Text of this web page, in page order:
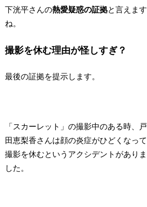
下洸平さんの熱愛疑惑の証拠と言えます
ね。
撮影を休む理由が怪しすぎ？
最後の証拠を提示します。
「スカーレット」の撮影中のある時、戸
田恵梨香さんは顔の炎症がひどくなって
撮影を休むというアクシデントがありま
した。